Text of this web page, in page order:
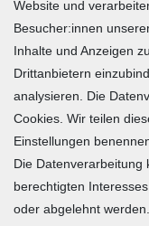
Zahlung und Versand
Widerrufsrecht
Warenkorb
Zur Kasse
Mein Konto
Registrieren
Login
Website und
Besucher:innen
Inhalte und Anzeigen
Drittanbietern
analysieren. Die
Cookies. Wir teilen
Einstellungen
Die Datenverarbeitung
berechtigten
oder abgelehnt